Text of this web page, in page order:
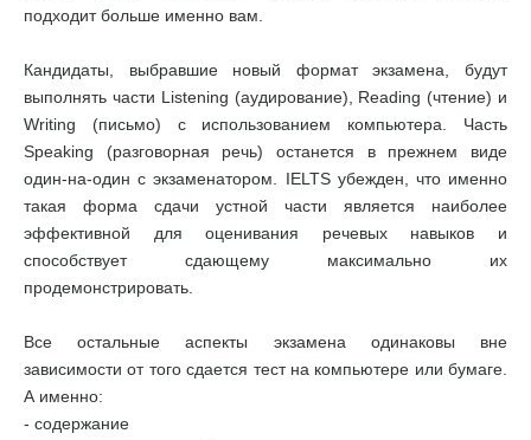
подходит больше именно вам.
Кандидаты, выбравшие новый формат экзамена, будут
выполнять части Listening (аудирование), Reading (чтение) и
Writing (письмо) с использованием компьютера. Часть
Speaking (разговорная речь) останется в прежнем виде
один-на-один с экзаменатором. IELTS убежден, что именно
такая форма сдачи устной части является наиболее
эффективной для оценивания речевых навыков и
способствует сдающему максимально их
продемонстрировать.
Все остальные аспекты экзамена одинаковы вне
зависимости от того сдается тест на компьютере или бумаге.
А именно:
- содержание